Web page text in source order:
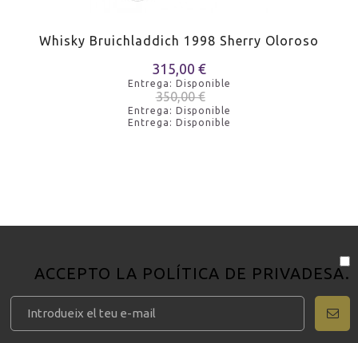
Whisky Bruichladdich 1998 Sherry Oloroso
315,00 €
Entrega: Disponible
350,00 €
Entrega: Disponible
Entrega: Disponible
ACCEPTO LA POLÍTICA DE PRIVADESA.